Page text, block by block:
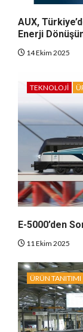
AUX,
Enerji
14 Ekim 2025
TEKNOLOJI
E-5000’den
11 Ekim 2025
ÜRÜN TANITIMI